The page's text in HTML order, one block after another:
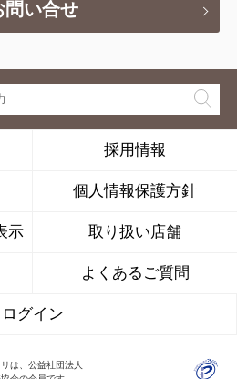
問い合せ
採用情報
個人情報保護方針
示 取り扱い店舗
よくあるご質問
ログイン
は、公益社団法人